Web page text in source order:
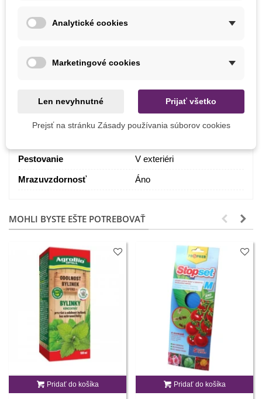
Farba Kvetu
Biela
Výsev
Pestovanie V exteriéri
Mrazuvzdornosť Áno
MOHLI BYSTE EŠTE POTREBOVAŤ
Pridať do košíka Pridať do košíka
Analytické cookies
Marketingové cookies
Len nevyhnutné Prijať všetko
Prejsť na stránku Zásady používania súborov cookies